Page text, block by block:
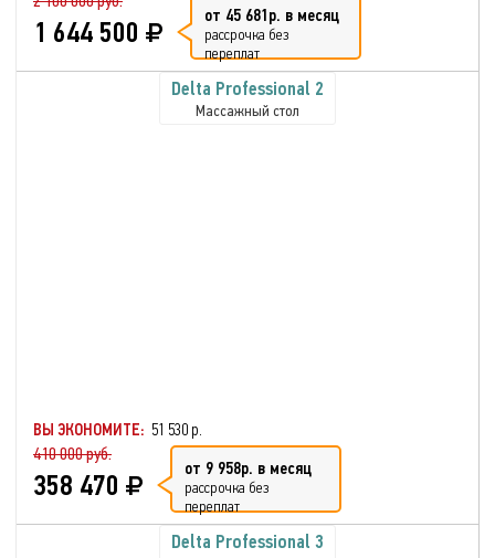
1 644 500 от 45 681р. в месяц
рассрочка без
переплат
Delta Professional 2
Массажный стол
ВЫ ЭКОНОМИТЕ: 51 530 р.
410 000 руб.
358 470 от 9 958р. в месяц
рассрочка без
переплат
Delta Professional 3